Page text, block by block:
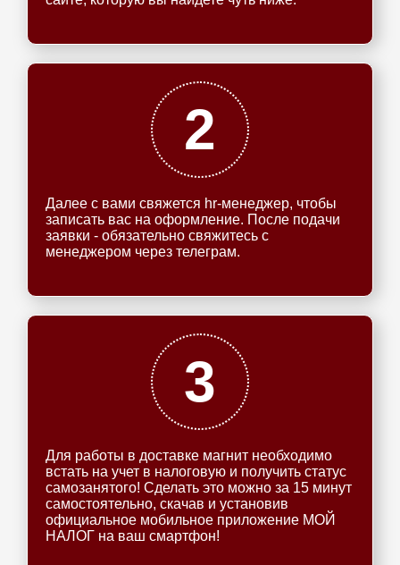
2
Далее с вами свяжется hr-менеджер, чтобы
записать вас на оформление. После подачи
заявки - обязательно свяжитесь с
менеджером через телеграм.
3
Для работы в доставке магнит необходимо
встать на учет в налоговую и получить статус
самозанятого! Сделать это можно за 15 минут
самостоятельно, скачав и установив
официальное мобильное приложение МОЙ
НАЛОГ на ваш смартфон!